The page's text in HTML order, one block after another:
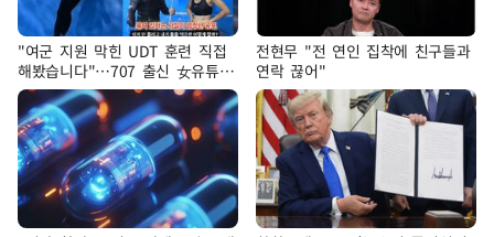
"여군 지원 막힌 UDT 훈련 직접
해봤습니다"…707 출신 女유튜버
'완벽 소화'
전현무 "전 연인 집착에 친구들과
연락 끊어"